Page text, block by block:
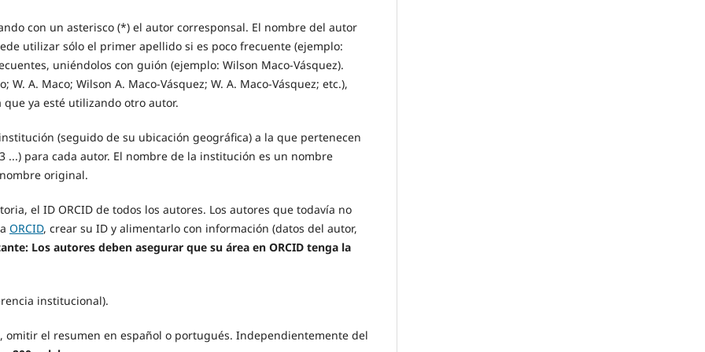
con un asterisco (*) el autor corresponsal. El nombre del autor
utilizar sólo el primer apellido si es poco frecuente (ejemplo:
uniéndolos con guión (ejemplo: Wilson Maco-Vásquez).
A. Maco; Wilson A. Maco-Vásquez; W. A. Maco-Vásquez; etc.),
ya esté utilizando otro autor.
(seguido de su ubicación geográfica) a la que pertenecen
...) para cada autor. El nombre de la institución es un nombre
original.
el ID ORCID de todos los autores. Los autores que todavía no
ORCID, crear su ID y alimentarlo con información (datos del autor,
Los autores deben asegurar que su área en ORCID tenga la
institucional).
omitir el resumen en español o portugués. Independientemente del